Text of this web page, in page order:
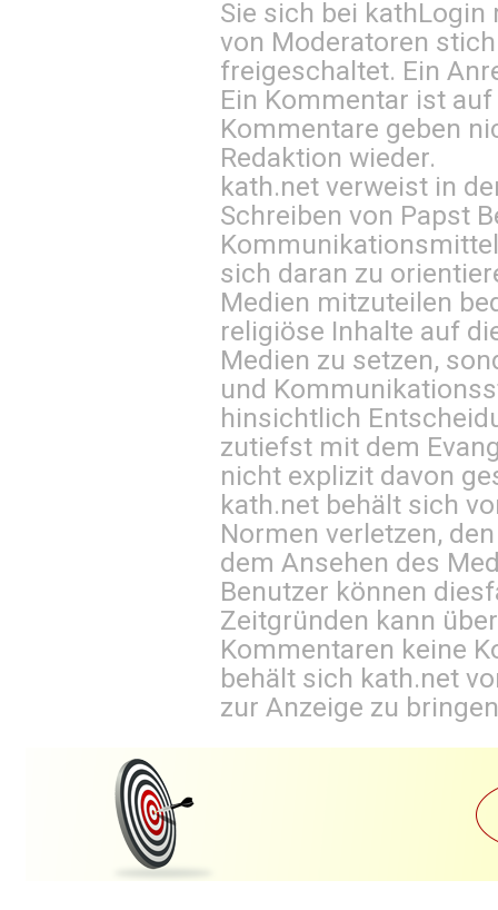
Sie sich bei kathLogin
von Moderatoren
freigeschaltet. Ein
Ein Kommentar ist
Kommentare geben
Redaktion wieder.
kath.net verweist in
Schreiben von Papst
sich daran zu
Medien mitzuteilen
religiöse Inhalte auf
Medien zu setzen,
und
hinsichtlich
zutiefst mit dem
nicht explizit davon
kath.net behält sich
Normen verletzen,
dem Ansehen des
Benutzer können
Zeitgründen kann
Kommentaren keine
behält sich kath.net
zur Anzeige zu